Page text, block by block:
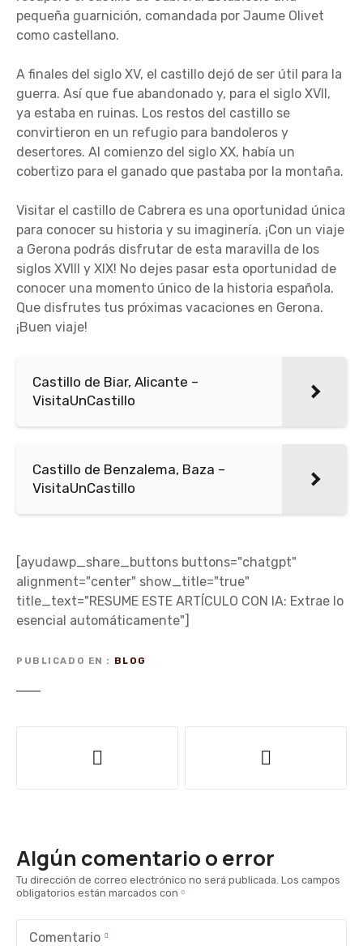
pequeña guarnición, comandada por Jaume Olivet
como castellano.
A finales del siglo XV, el castillo dejó de ser útil para la
guerra. Así que fue abandonado y, para el siglo XVII,
ya estaba en ruinas. Los restos del castillo se
convirtieron en un refugio para bandoleros y
desertores. Al comienzo del siglo XX, había un
cobertizo para el ganado que pastaba por la montaña.
Visitar el castillo de Cabrera es una oportunidad única
para conocer su historia y su imaginería. ¡Con un viaje
a Gerona podrás disfrutar de esta maravilla de los
siglos XVIII y XIX! No dejes pasar esta oportunidad de
conocer una momento único de la historia española.
Que disfrutes tus próximas vacaciones en Gerona.
¡Buen viaje!
Castillo de Biar, Alicante –
VisitaUnCastillo
Castillo de Benzalema, Baza –
VisitaUnCastillo
[ayudawp_share_buttons buttons="chatgpt"
alignment="center" show_title="true"
title_text="RESUME ESTE ARTÍCULO CON IA: Extrae lo
esencial automáticamente"]
PUBLICADO EN BLOG
g
a
Algún comentario o error
Tu dirección de correo electrónico no será publicada. Los campos
obligatorios están marcados con
Comentario